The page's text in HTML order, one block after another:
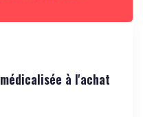
à l'achat